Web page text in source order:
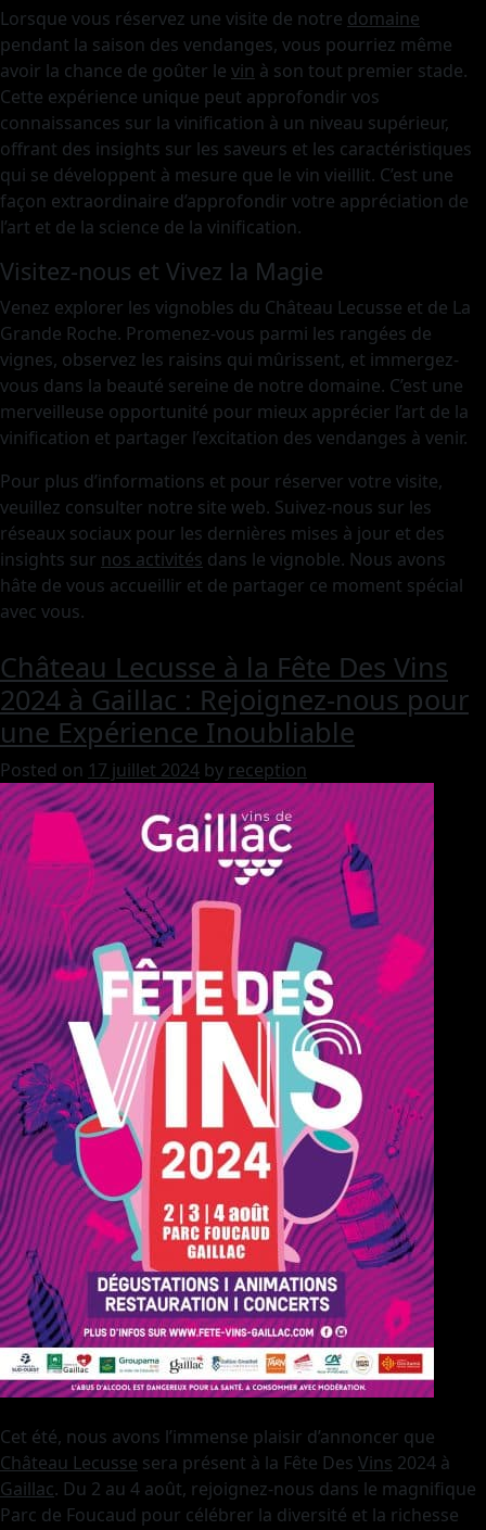
Lorsque vous réservez une visite de notre domaine
pendant la saison des vendanges, vous pourriez même
avoir la chance de goûter le vin à son tout premier stade.
Cette expérience unique peut approfondir vos
connaissances sur la vinification à un niveau supérieur,
offrant des insights sur les saveurs et les caractéristiques
qui se développent à mesure que le vin vieillit. C’est une
façon extraordinaire d’approfondir votre appréciation de
l’art et de la science de la vinification.
Visitez-nous et Vivez la Magie
Venez explorer les vignobles du Château Lecusse et de La
Grande Roche. Promenez-vous parmi les rangées de
vignes, observez les raisins qui mûrissent, et immergez-
vous dans la beauté sereine de notre domaine. C’est une
merveilleuse opportunité pour mieux apprécier l’art de la
vinification et partager l’excitation des vendanges à venir.
Pour plus d’informations et pour réserver votre visite,
veuillez consulter notre site web. Suivez-nous sur les
réseaux sociaux pour les dernières mises à jour et des
insights sur nos activités dans le vignoble. Nous avons
hâte de vous accueillir et de partager ce moment spécial
avec vous.
Château Lecusse à la Fête Des Vins
2024 à Gaillac : Rejoignez-nous pour
une Expérience Inoubliable
Posted on 17 juillet 2024 by reception
Cet été, nous avons l’immense plaisir d’annoncer que
Château Lecusse sera présent à la Fête Des Vins 2024 à
Gaillac. Du 2 au 4 août, rejoignez-nous dans le magnifique
Parc de Foucaud pour célébrer la diversité et la richesse